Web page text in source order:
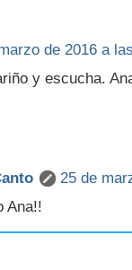
de 2016 a
y escucha.
25 de
Ana!!